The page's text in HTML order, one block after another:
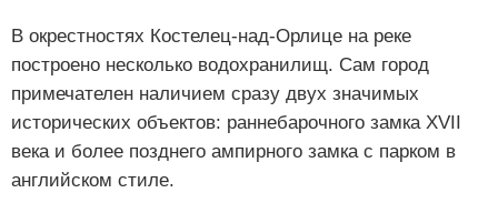
В окрестностях Костелец-над-Орлице на реке
построено несколько водохранилищ. Сам город
примечателен наличием сразу двух значимых
исторических объектов: раннебарочного замка XVII
века и более позднего ампирного замка с парком в
английском стиле.